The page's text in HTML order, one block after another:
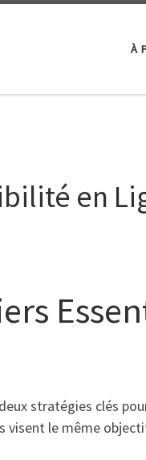
À
en
stratégies clés
visent le même